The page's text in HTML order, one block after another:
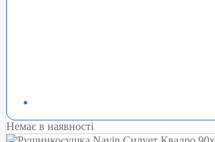
Немає в наявності